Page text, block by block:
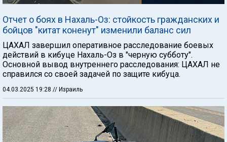
Отчет о боях в Нахаль-Оз: стойкость гражданских и
бойцов "китат коненут" изменили баланс сил
ЦАХАЛ завершил оперативное расследование боевых
действий в кибуце Нахаль-Оз в "черную субботу".
Основной вывод внутреннего расследования: ЦАХАЛ не
справился со своей задачей по защите кибуца.
04.03.2025 19:28 // Израиль